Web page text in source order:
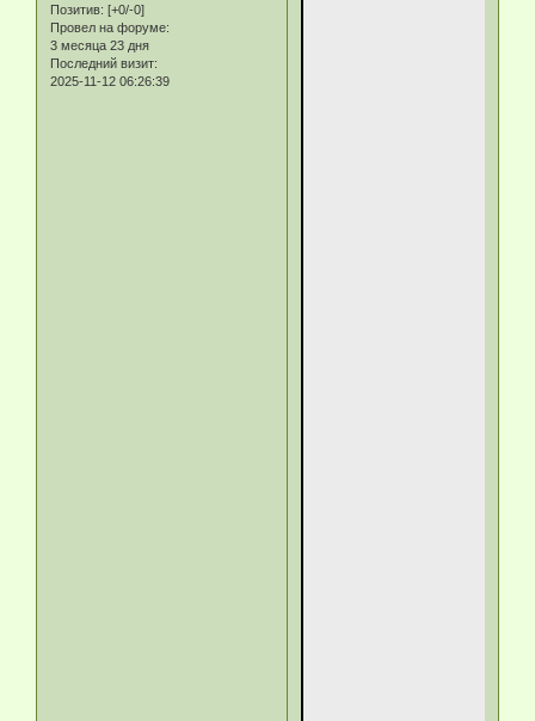
Позитив: [+0/-0]
Провел на форуме:
3 месяца 23 дня
Последний визит:
2025-11-12 06:26:39